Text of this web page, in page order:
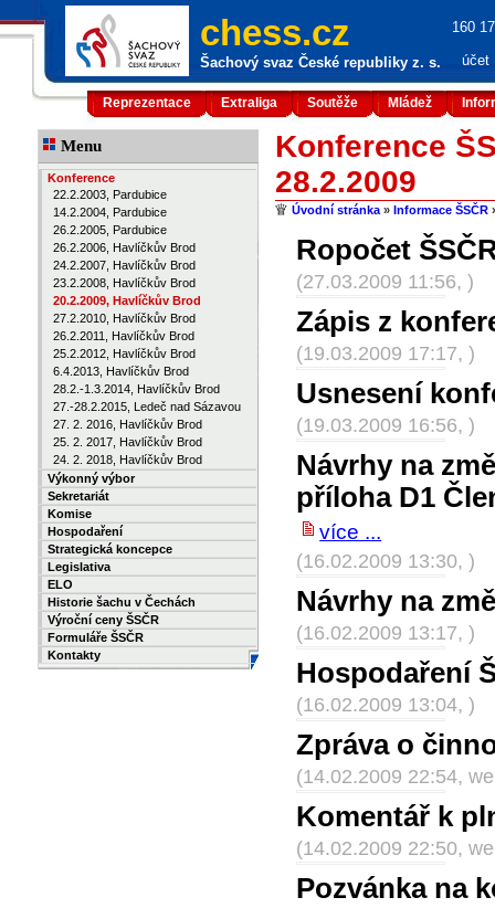
chess.cz
Šachový svaz České republiky z. s.
160
účet
Reprezentace Extraliga Soutěže Mládež
Menu
Konference
22.2.2003, Pardubice
14.2.2004, Pardubice
26.2.2005, Pardubice
26.2.2006, Havlíčkův Brod
24.2.2007, Havlíčkův Brod
23.2.2008, Havlíčkův Brod
20.2.2009, Havlíčkův Brod
27.2.2010, Havlíčkův Brod
26.2.2011, Havlíčkův Brod
25.2.2012, Havlíčkův Brod
6.4.2013, Havlíčkův Brod
28.2.-1.3.2014, Havlíčkův Brod
27.-28.2.2015, Ledeč nad Sázavou
27. 2. 2016, Havlíčkův Brod
25. 2. 2017, Havlíčkův Brod
24. 2. 2018, Havlíčkův Brod
Výkonný výbor
Sekretariát
Komise
Hospodaření
Strategická koncepce
Legislativa
ELO
Historie šachu v Čechách
Výroční ceny ŠSČR
Formuláře ŠSČR
Kontakty
Konference
28.2.2009
Úvodní stránka » Informace ŠSČR
Ropočet
(27.03.2009 11:56, )
Zápis z
(19.03.2009 17:17, )
Usnesení
(19.03.2009 16:56, )
Návrhy na
příloha D1
více ...
(16.02.2009 13:30, )
Návrhy na
(16.02.2009 13:17, )
Hospodaření
(16.02.2009 13:04, )
Zpráva o
(14.02.2009 22:54,
Komentář k
(14.02.2009 22:50,
Pozvánka na